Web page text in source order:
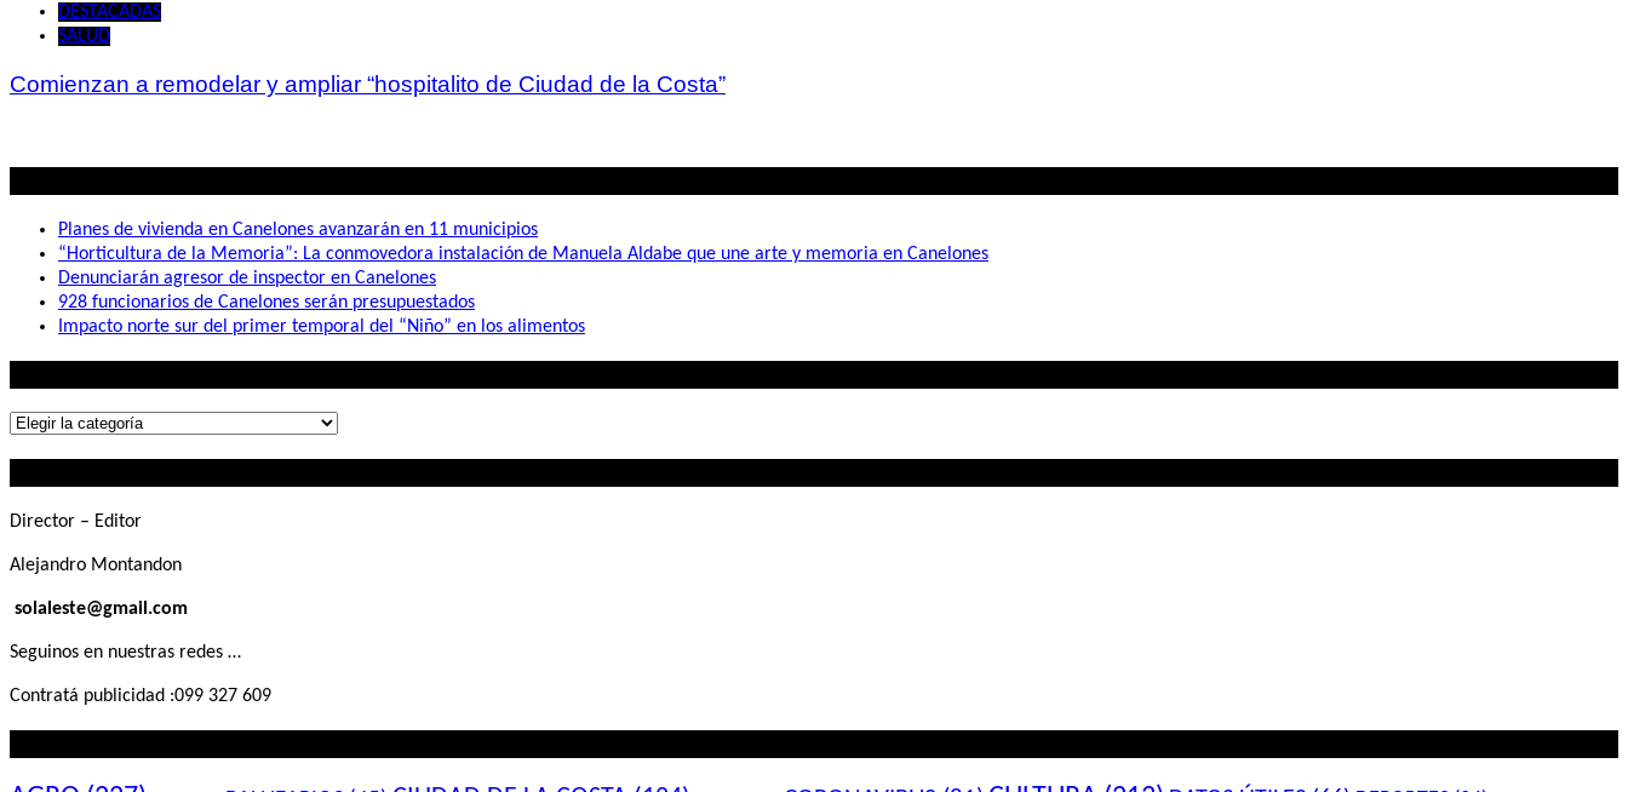
DESTACADAS
SALUD
Comienzan a remodelar y ampliar “hospitalito de Ciudad de la Costa”
Planes de vivienda en Canelones avanzarán en 11 municipios
“Horticultura de la Memoria”: La conmovedora instalación de Manuela Aldabe que une arte y memoria en Canelones
Denunciarán agresor de inspector en Canelones
928 funcionarios de Canelones serán presupuestados
Impacto norte sur del primer temporal del “Niño” en los alimentos
Lo
Director – Editor
Alejandro Montandon
solaleste@gmail.com
Seguinos en nuestras redes …
Contratá publicidad :099 327 609